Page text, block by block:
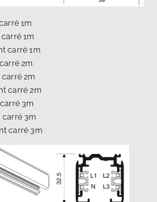
1m
1m
carré 1m
2m
carré 2m
carré 2m
3m
carré 3m
carré 3m